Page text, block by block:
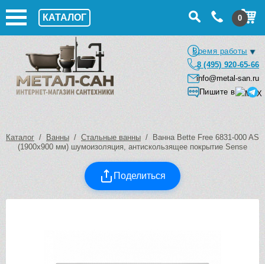
КАТАЛОГ 0
Время работы
8 (495) 920-65-66
info@metal-san.ru
Пишите в
Каталог / Ванны / Стальные ванны / Ванна Bette Free 6831-000 AS
(1900х900 мм) шумоизоляция, антискользящее покрытие Sense
Поделиться